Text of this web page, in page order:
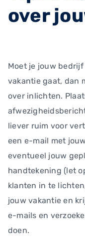
over
Moet je jouw
vakantie gaat, dan
over inlichten.
liever ruim voor
een e-mail met
eventueel jouw
handtekening (let
klanten in te
jouw vakantie en
e-mails en
doen.